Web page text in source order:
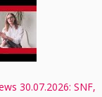
30.07.2026: SNF,